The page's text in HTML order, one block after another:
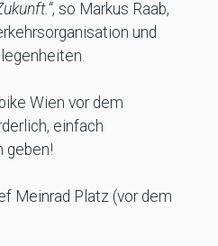
, so Markus Raab,
und
Wien vor dem
einfach
geben!
Meinrad Platz (vor dem